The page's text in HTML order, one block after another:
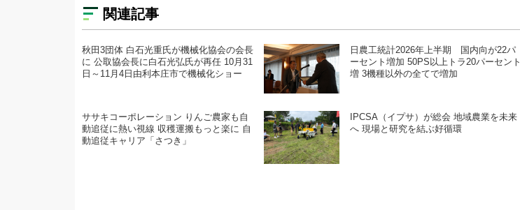
関連記事
秋田3団体 白石光重氏が機械化協会の会長
に 公取協会長に白石光弘氏が再任 10月31
日～11月4日由利本庄市で機械化ショー
日農工統計2026年上半期 国内向が22パ
ーセント増加 50PS以上トラ20パーセント
増 3機種以外の全てで増加
ササキコーポレーション りんご農家も自
動追従に熱い視線 収穫運搬もっと楽に 自
動追従キャリア「さつき」
IPCSA（イプサ）が総会 地域農業を未来
へ 現場と研究を結ぶ好循環